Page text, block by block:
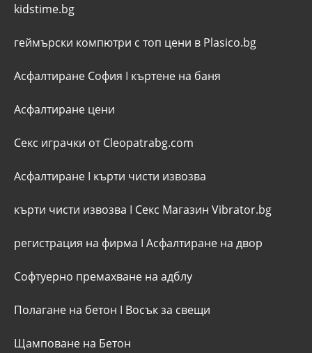
kidstime.bg
геймърски компютри с топ цени в Plasico.bg
Асфалтиране София I къртене на баня
Асфалтиране цени
Секс играчки от Cleopatrabg.com
Асфалтиране I кърти чисти извозва
кърти чисти извозва I Секс Магазин Vibrator.bg
регистрация на фирма I Асфалтиране на двор
Софтуерно премахване на адблу
Полагане на бетон I Восък за свещи
Щамповане на Бетон